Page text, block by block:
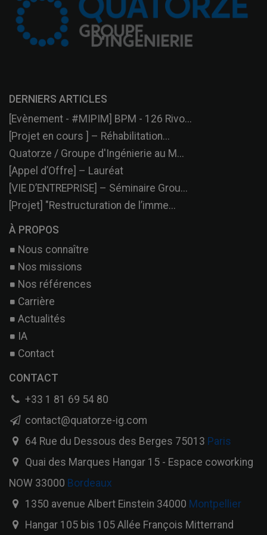
DERNIERS ARTICLES
[Evènement - #MIPIM] BPM - 126 Rivo...
[Projet en cours ] – Réhabilitation...
Quatorze / Groupe d'Ingénierie au M...
[Appel d’Offre] – Lauréat
[VIE D’ENTREPRISE] – Séminaire Grou...
[Projet] "Restructuration de l’imme...
À PROPOS
Nous connaître
Nos missions
Nos références
Carrière
Actualités
IA
Contact
CONTACT
+33 1 81 69 54 80
contact@quatorze-ig.com
64 Rue du Dessous des Berges 75013 Paris
Quai des Marques Hangar 15 - Espace coworking
NOW 33000 Bordeaux
1350 avenue Albert Einstein 34000 Montpellier
Hangar 105 bis 105 Allée François Mitterrand